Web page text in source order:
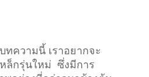
ความนี้ เราอยากจะ
หล็กรุ่นใหม่ ซึ่งมีการ